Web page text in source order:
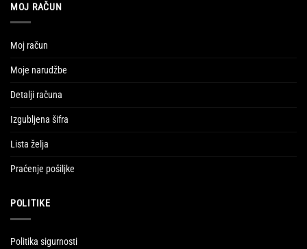
MOJ RAČUN
Moj račun
Moje narudžbe
Detalji računa
Izgubljena šifra
Lista želja
Praćenje pošiljke
POLITIKE
Politika sigurnosti